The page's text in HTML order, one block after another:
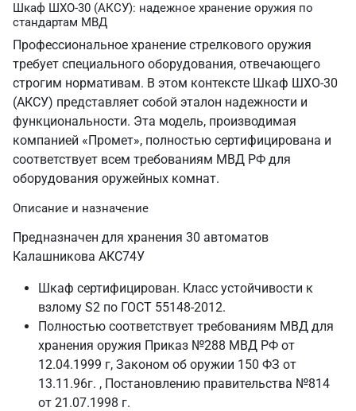
Шкаф ШХО-30 (АКСУ): надежное хранение оружия по
стандартам МВД
Профессиональное хранение стрелкового оружия
требует специального оборудования, отвечающего
строгим нормативам. В этом контексте Шкаф ШХО-30
(АКСУ) представляет собой эталон надежности и
функциональности. Эта модель, производимая
компанией «Промет», полностью сертифицирована и
соответствует всем требованиям МВД РФ для
оборудования оружейных комнат.
Описание и назначение
Предназначен для хранения 30 автоматов
Калашникова АКС74У
Шкаф сертифицирован. Класс устойчивости к
взлому S2 по ГОСТ 55148-2012.
Полностью соответствует требованиям МВД для
хранения оружия Приказ №288 МВД РФ от
12.04.1999 г, Законом об оружии 150 ФЗ от
13.11.96г. , Постановлению правительства №814
от 21.07.1998 г.